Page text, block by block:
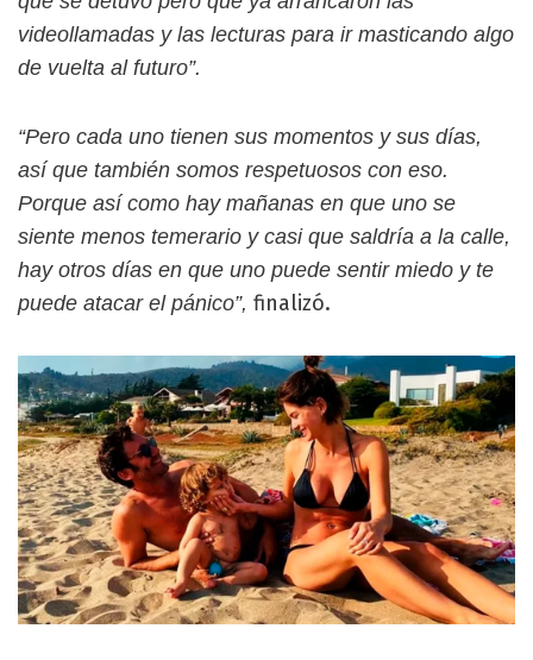
videollamadas y las lecturas para ir masticando algo
de vuelta al futuro”.
“Pero cada uno tienen sus momentos y sus días,
así que también somos respetuosos con eso.
Porque así como hay mañanas en que uno se
siente menos temerario y casi que saldría a la calle,
hay otros días en que uno puede sentir miedo y te
puede atacar el pánico”, finalizó.